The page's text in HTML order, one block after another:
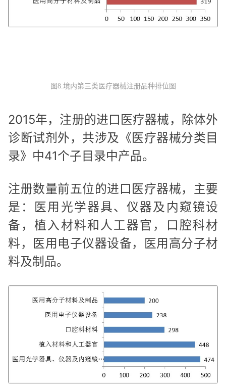
图8.境内第三类医疗器械注册品种排位图
2015年，注册的进口医疗器械，除体外
诊断试剂外，共涉及《医疗器械分类目
录》中41个子目录中产品。
注册数量前五位的进口医疗器械，主要
是：医用光学器具、仪器及内窥镜设
备，植入材料和人工器官，口腔科材
料，医用电子仪器设备，医用高分子材
料及制品。